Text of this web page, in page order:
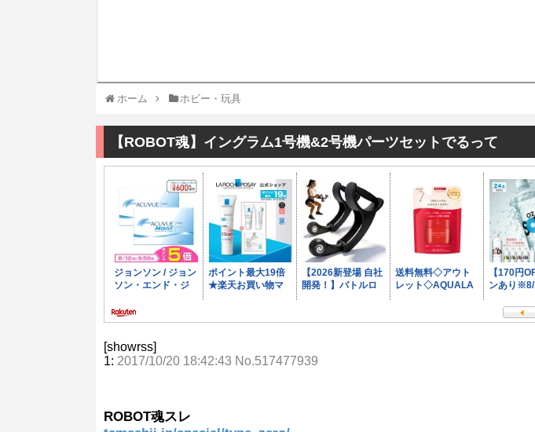
ホーム ホビー・玩具
【ROBOT魂】イングラム1号機&2号機パーツセットでるって
[showrss]
1: 2017/10/20 18:42:43 No.517477939
ROBOT魂スレ